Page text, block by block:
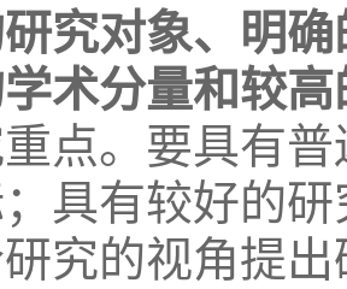
究对象、明
术分量和较
点。要具有
具有较好的
究的视角提